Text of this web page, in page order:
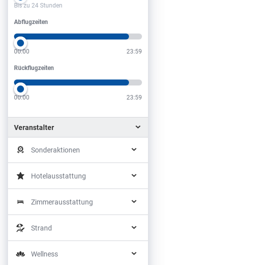
Bis zu 24 Stunden
Abflugzeiten
Abflugzeiten
00:00 23:59
Rückflugzeiten
Rückflugzeiten
00:00 23:59
Veranstalter
Sonderaktionen
Hotelausstattung
Zimmerausstattung
Strand
Wellness